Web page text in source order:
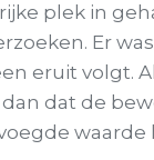
plek in
Er
eruit volgt.
dat de
waarde